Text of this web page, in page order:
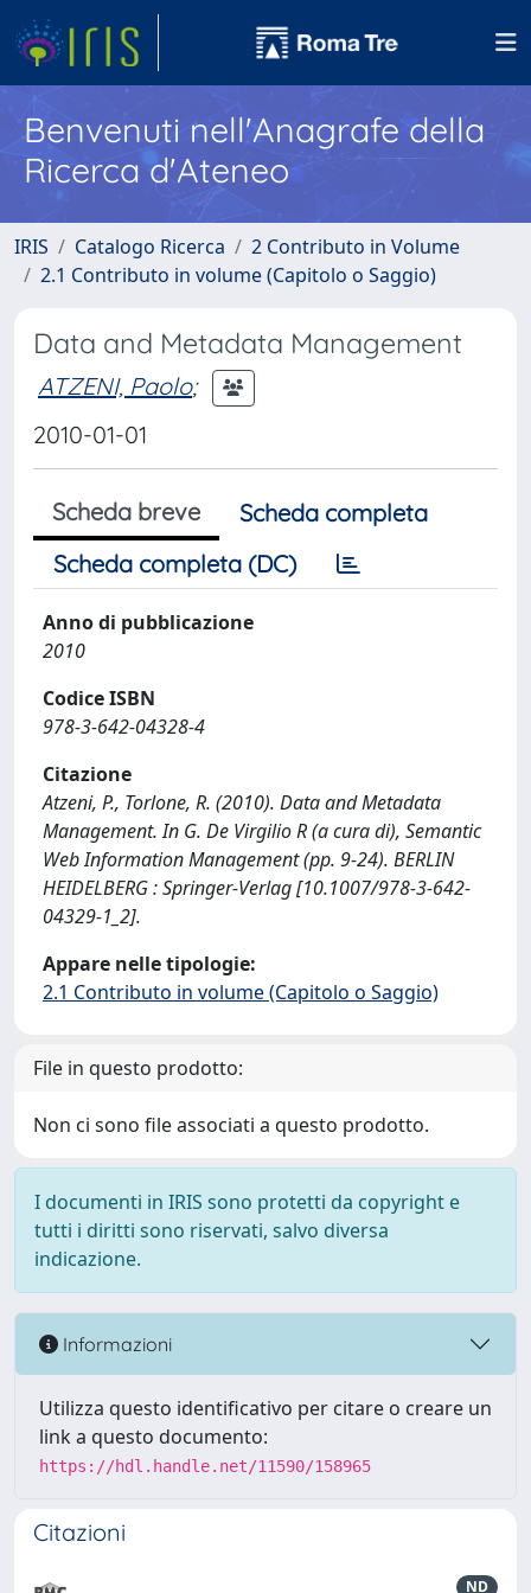
Benvenuti nell'Anagrafe della
Ricerca d'Ateneo
IRIS Catalogo Ricerca
2 Contributo in Volume
2.1 Contributo in volume (Capitolo o Saggio)
Data and Metadata Management
ATZENI, Paolo;
2010-01-01
Scheda breve
Scheda completa
Scheda completa (DC)
Anno di pubblicazione
2010
Codice ISBN
978-3-642-04328-4
Citazione
Atzeni, P., Torlone, R. (2010). Data and Metadata
Management. In G. De Virgilio R (a cura di), Semantic
Web Information Management (pp. 9-24). BERLIN
HEIDELBERG : Springer-Verlag [10.1007/978-3-642-
04329-1_2].
Appare nelle tipologie:
2.1 Contributo in volume (Capitolo o Saggio)
File in questo prodotto:
Non ci sono file associati a questo prodotto.
I documenti in IRIS sono protetti da copyright e
tutti i diritti sono riservati, salvo diversa
indicazione.
Informazioni
Utilizza questo identificativo per citare o creare un
link a questo documento:
https://hdl.handle.net/11590/158965
Citazioni
ND